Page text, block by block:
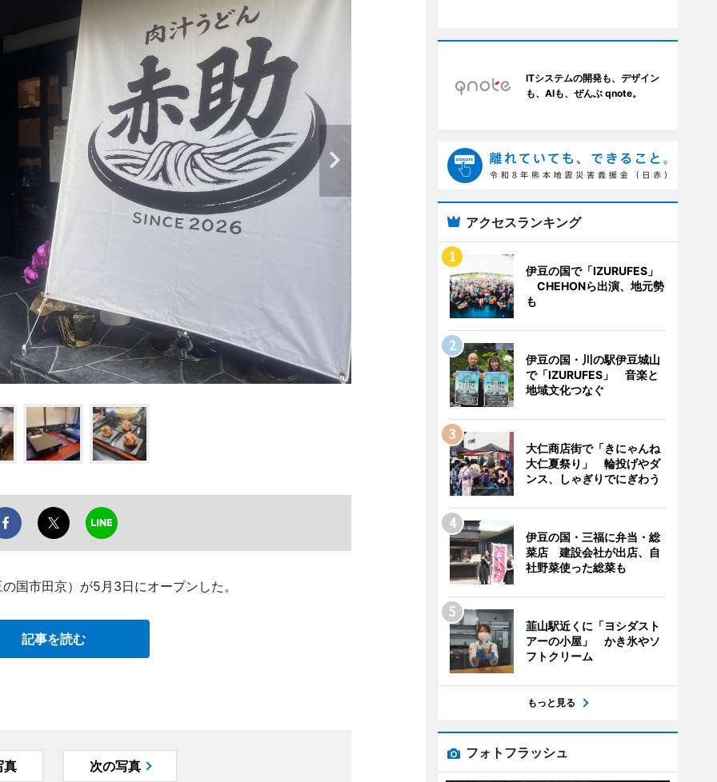
国市田京）が5月3日にオープンした。
記事を読む
真 次の写真
ITシステムの開発も、デザイン
も、AIも、ぜんぶ qnote。
アクセスランキング
伊豆の国で「IZURUFES」
CHEHONら出演、地元勢
も
伊豆の国・川の駅伊豆城山
で「IZURUFES」 音楽と
地域文化つなぐ
大仁商店街で「きにゃんね
大仁夏祭り」 輪投げやダ
ンス、しゃぎりでにぎわう
伊豆の国・三福に弁当・総
菜店 建設会社が出店、自
社野菜使った総菜も
韮山駅近くに「ヨシダスト
アーの小屋」 かき氷やソ
フトクリーム
もっと見る
フォトフラッシュ